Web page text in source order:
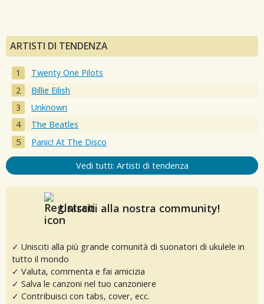
ARTISTI DI TENDENZA
Twenty One Pilots
Billie Eilish
Unknown
The Beatles
Panic! At The Disco
Vedi tutti: Artisti di tendenza
Unisciti alla nostra community!
✓ Unisciti alla più grande comunità di suonatori di ukulele in
tutto il mondo
✓ Valuta, commenta e fai amicizia
✓ Salva le canzoni nel tuo canzoniere
✓ Contribuisci con tabs, cover, ecc.